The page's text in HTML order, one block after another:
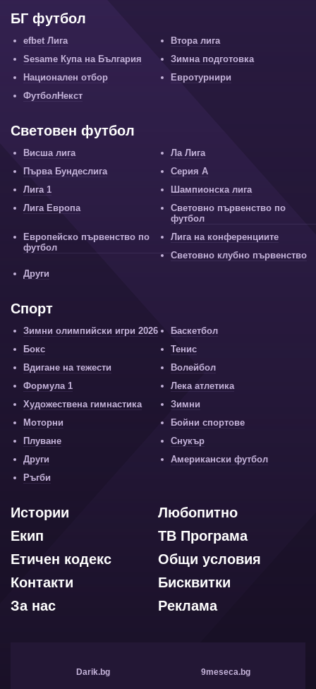
БГ футбол
efbet Лига
Втора лига
Sesame Купа на България
Зимна подготовка
Национален отбор
Евротурнири
ФутболНекст
Световен футбол
Висша лига
Ла Лига
Първа Бундеслига
Серия А
Лига 1
Шампионска лига
Лига Европа
Световно първенство по
футбол
Европейско първенство по
футбол
Лига на конференциите
Световно клубно първенство
Други
Спорт
Зимни олимпийски игри 2026
Баскетбол
Бокс
Тенис
Вдигане на тежести
Волейбол
Формула 1
Лека атлетика
Художествена гимнастика
Зимни
Моторни
Бойни спортове
Плуване
Снукър
Други
Американски футбол
Ръгби
Любопитно
Истории
ТВ Програма
Екип
Общи условия
Етичен кодекс
Бисквитки
Контакти
Реклама
За нас
Darik.bg 9meseca.bg